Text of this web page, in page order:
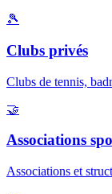
🎾
Clubs privés
Clubs de tennis,
🤝
Associations
Associations et